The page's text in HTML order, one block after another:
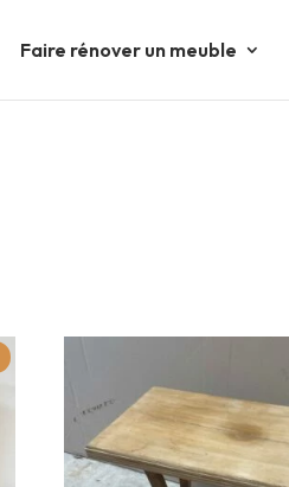
Faire rénover un meuble